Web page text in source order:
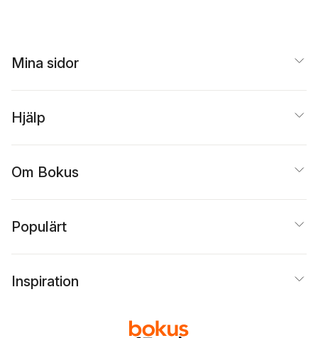
Mina sidor
Hjälp
Om Bokus
Populärt
Inspiration